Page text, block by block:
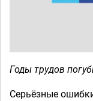
Годы трудов
Серьёзные